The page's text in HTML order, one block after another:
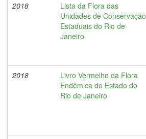
2018
Lista da Flora das
Unidades de Conservação
Estaduais do Rio de
Janeiro
2018
Livro Vermelho da Flora
Endêmica do Estado do
Rio de Janeiro